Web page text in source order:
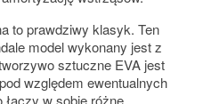
to prawdziwy klasyk. Ten
model wykonany jest z
sztuczne EVA jest
względem ewentualnych
w sobie różne